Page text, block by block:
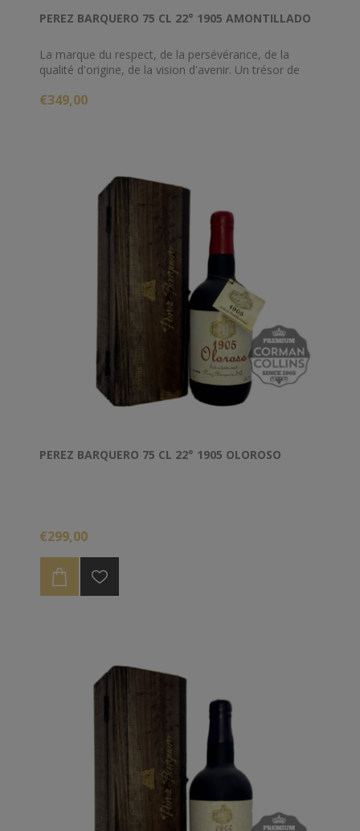
PEREZ BARQUERO 75 CL 22° 1905 AMONTILLADO
La marque du respect, de la persévérance, de la
qualité d'origine, de la vision d'avenir. Un trésor de
C'est un vin d'introspection et de silence, mais il
critiques du monde entier louent sa richesse
aromatique, sa concentration, sa beauté à la fois
délicate et bouleversante.
€349,00
PEREZ BARQUERO 75 CL 22° 1905 OLOROSO
€299,00